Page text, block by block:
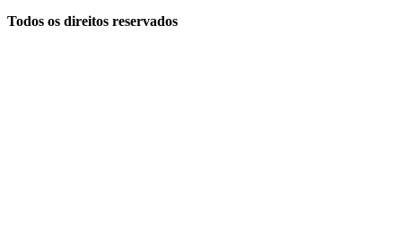
Todos os direitos reservados